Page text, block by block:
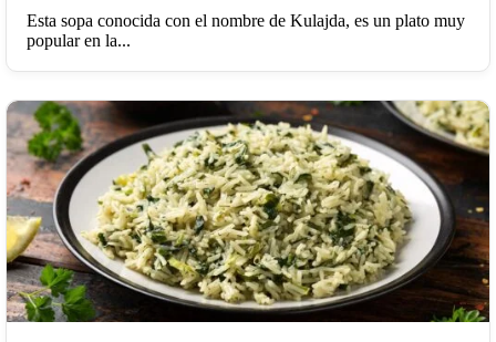
Esta sopa conocida con el nombre de Kulajda, es un plato muy
popular en la...